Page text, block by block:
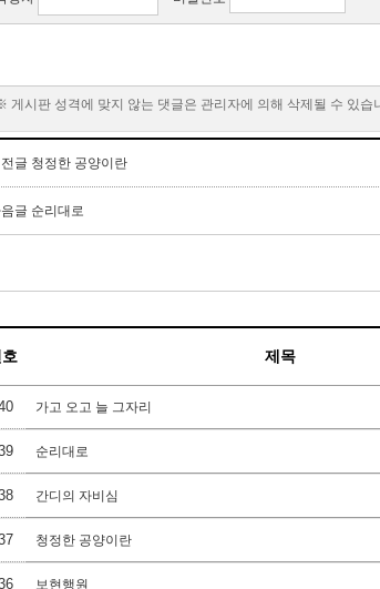
게시판 성격에 맞지 않는 댓글은 관리자에 의해 삭제될 수 있습
글 청정한 공양이란
글 순리대로
제목
가고 오고 늘 그자리
순리대로
간디의 자비심
청정한 공양이란
보현행원